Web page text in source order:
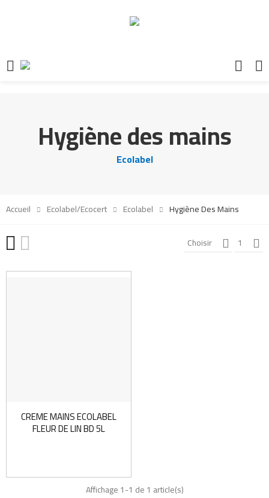
Hygiène des mains
Ecolabel
Accueil Ecolabel/Ecocert Ecolabel Hygiène Des Mains
Choisir 1
CREME MAINS ECOLABEL
FLEUR DE LIN BD 5L
Affichage 1-1 de 1 article(s)